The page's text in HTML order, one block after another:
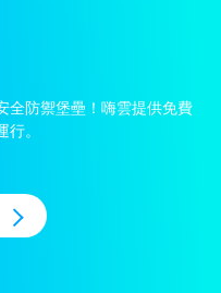
全防禦堡壘！嗨雲提供免費
。